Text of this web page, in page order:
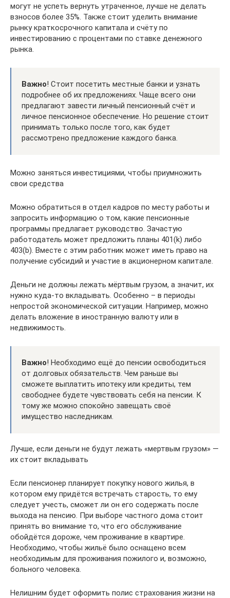
могут не успеть вернуть утраченное, лучше не делать
взносов более 35%. Также стоит уделить внимание
рынку краткосрочного капитала и счёту по
инвестированию с процентами по ставке денежного
рынка.
Важно! Стоит посетить местные банки и узнать
подробнее об их предложениях. Чаще всего они
предлагают завести личный пенсионный счёт и
личное пенсионное обеспечение. Но решение стоит
принимать только после того, как будет
рассмотрено предложение каждого банка.
Можно заняться инвестициями, чтобы приумножить
свои средства
Можно обратиться в отдел кадров по месту работы и
запросить информацию о том, какие пенсионные
программы предлагает руководство. Зачастую
работодатель может предложить планы 401(k) либо
403(b). Вместе с этим работник может иметь право на
получение субсидий и участие в акционерном капитале.
Деньги не должны лежать мёртвым грузом, а значит, их
нужно куда-то вкладывать. Особенно – в периоды
непростой экономической ситуации. Например, можно
делать вложение в иностранную валюту или в
недвижимость.
Важно! Необходимо ещё до пенсии освободиться
от долговых обязательств. Чем раньше вы
сможете выплатить ипотеку или кредиты, тем
свободнее будете чувствовать себя на пенсии. К
тому же можно спокойно завещать своё
имущество наследникам.
Лучше, если деньги не будут лежать «мертвым грузом» —
их стоит вкладывать
Если пенсионер планирует покупку нового жилья, в
котором ему придётся встречать старость, то ему
следует учесть, сможет ли он его содержать после
выхода на пенсию. При выборе частного дома стоит
принять во внимание то, что его обслуживание
обойдётся дороже, чем проживание в квартире.
Необходимо, чтобы жильё было оснащено всем
необходимым для проживания пожилого и, возможно,
больного человека.
Нелишним будет оформить полис страхования жизни на